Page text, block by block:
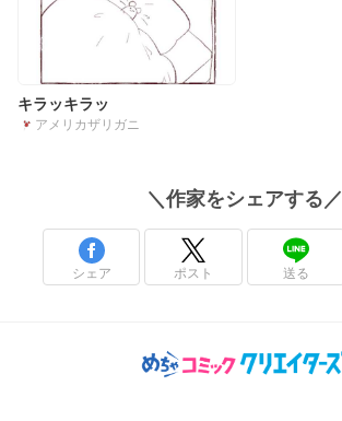
キラッキラッ
アメリカザリガニ
＼ 作家をシェアする／
シェア ポスト 送る